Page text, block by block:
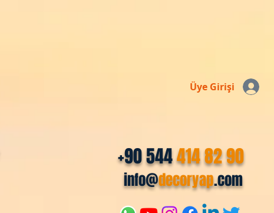
Üye Girişi
+90 544414 82 90
info@decoryap.com